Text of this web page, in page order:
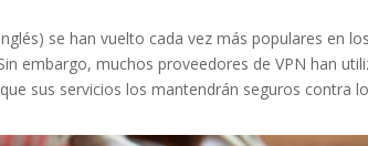
se han vuelto cada vez más populares en
embargo, muchos proveedores de VPN han
sus servicios los mantendrán seguros contra